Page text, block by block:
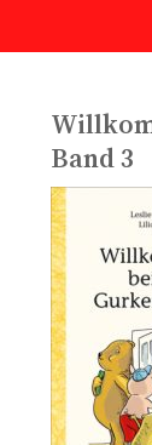
Band 3